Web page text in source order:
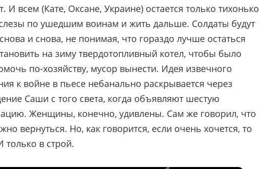
И всем (Кате, Оксане, Украине) остается только тихонько
по ушедшим воинам и жить дальше. Солдаты будут
и снова, не понимая, что гораздо лучше остаться
на зиму твердотопливный котел, чтобы было
по-хозяйству, мусор вынести. Идея извечного
к войне в пьесе небанально раскрывается через
Саши с того света, когда объявляют шестую
Женщины, конечно, удивлены. Сам же говорил, что
вернуться. Но, как говорится, если очень хочется, то
в строй.